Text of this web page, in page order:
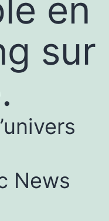
en
sur
News